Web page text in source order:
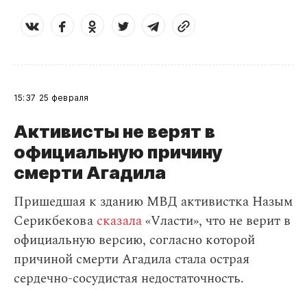
15:37 25 февраля
Активисты не верят в
официальную причину
смерти Агадила
Пришедшая к зданию МВД активистка Назым
Серикбекова сказала«Vласти», что не верит в
официальную версию, согласно которой
причиной смерти Агадила стала острая
сердечно-сосудистая недостаточность.